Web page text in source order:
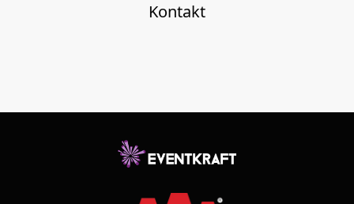
Kontakt